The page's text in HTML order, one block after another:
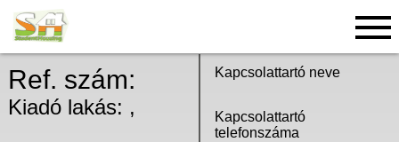
Ref. szám:
Kiadó lakás: ,
Kapcsolattartó neve
Kapcsolattartó
telefonszáma